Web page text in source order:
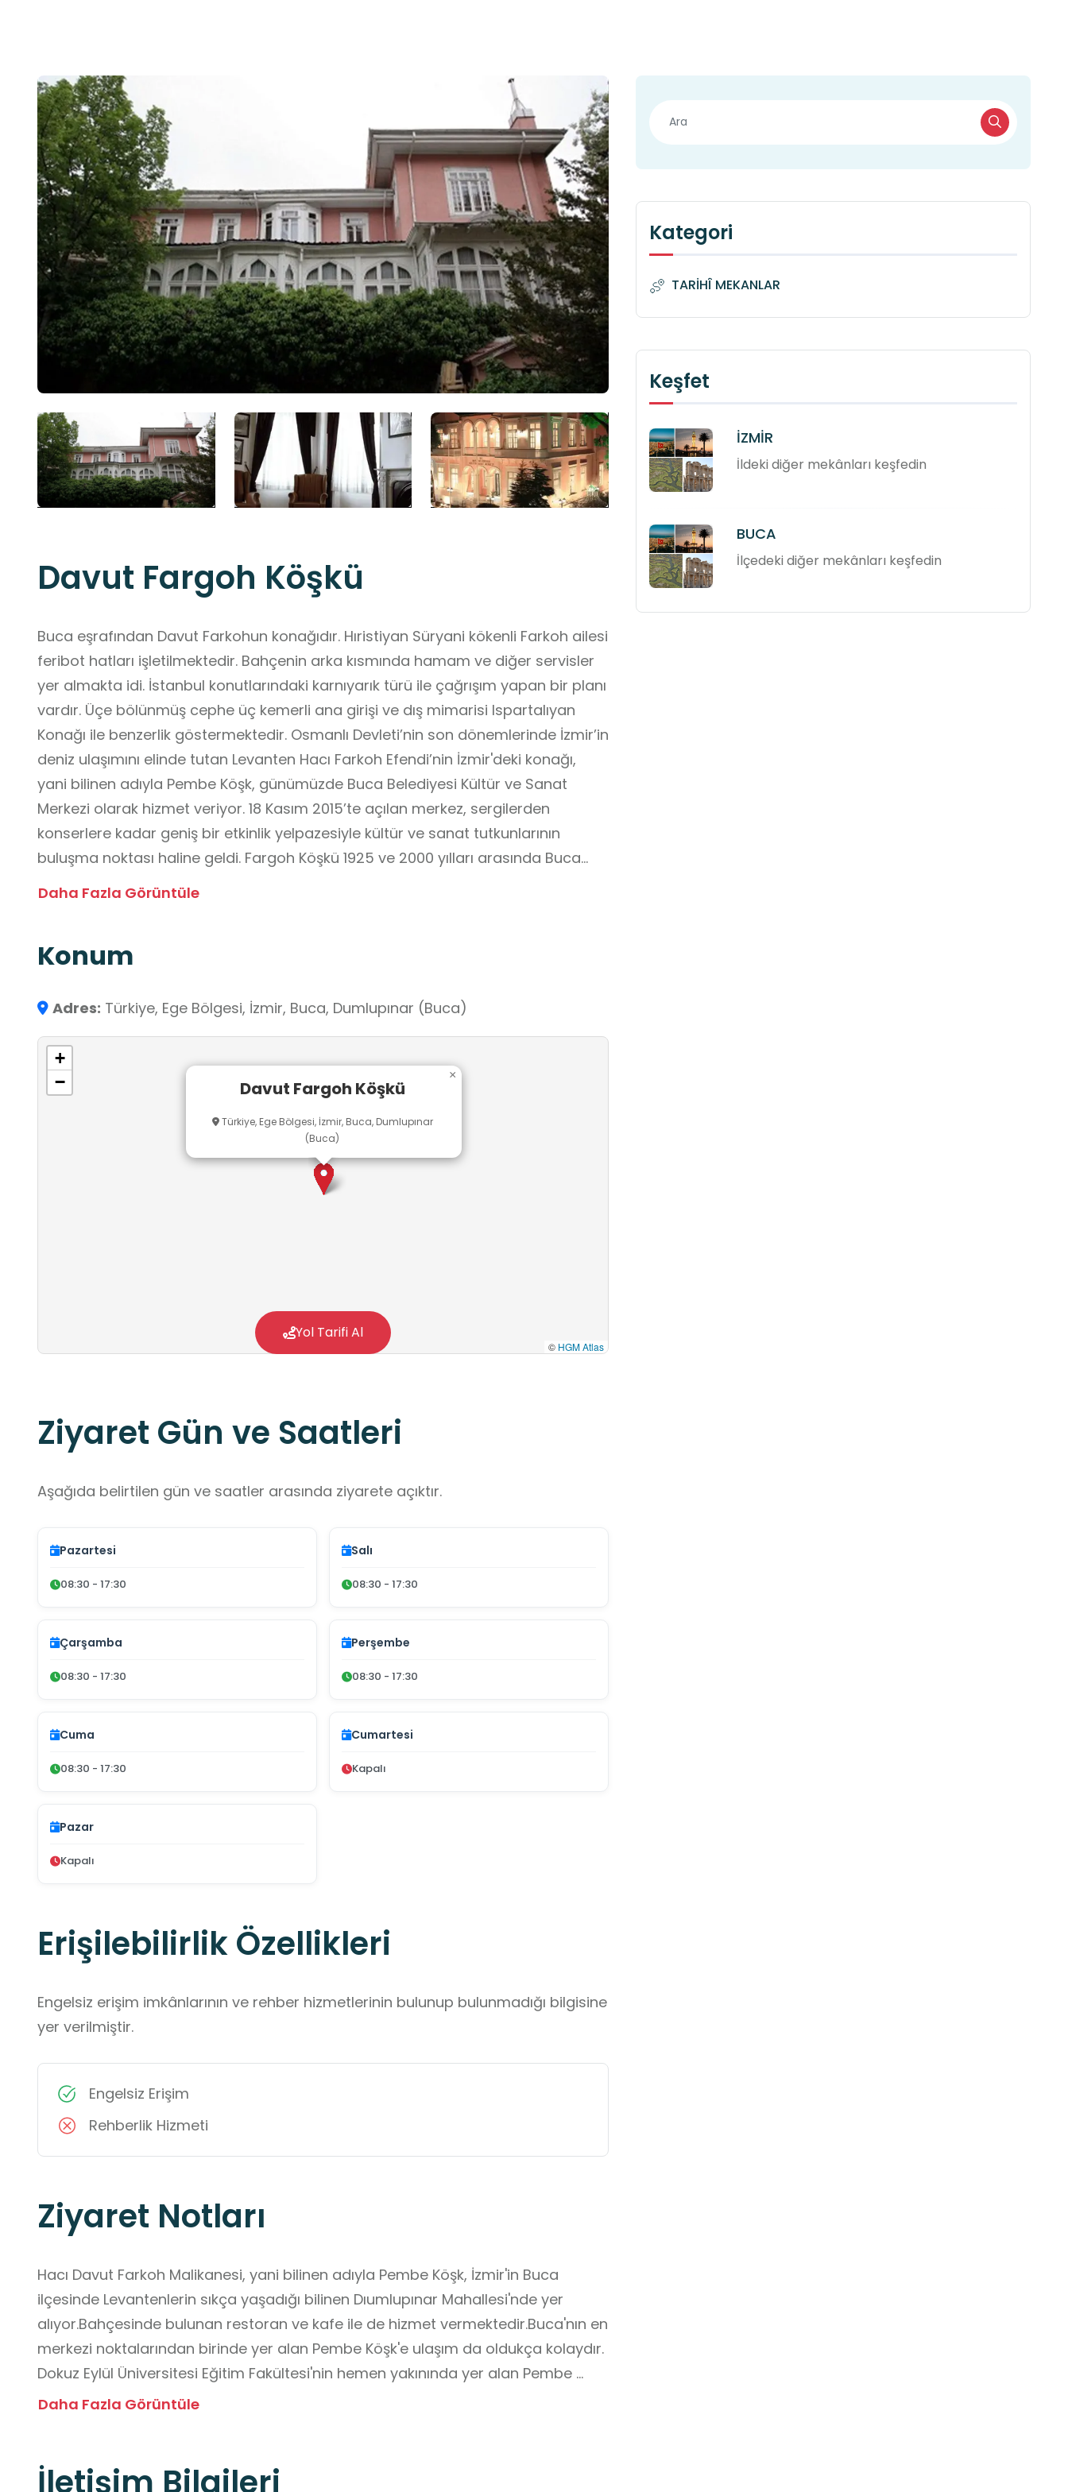
Davut Fargoh Köşkü
Buca eşrafından Davut Farkohun konağıdır. Hıristiyan Süryani kökenli Farkoh ailesi
feribot hatları işletilmektedir. Bahçenin arka kısmında hamam ve diğer servisler
yer almakta idi. İstanbul konutlarındaki karnıyarık türü ile çağrışım yapan bir planı
vardır. Üçe bölünmüş cephe üç kemerli ana girişi ve dış mimarisi Ispartalıyan
Konağı ile benzerlik göstermektedir. Osmanlı Devleti’nin son dönemlerinde İzmir’in
deniz ulaşımını elinde tutan Levanten Hacı Farkoh Efendi’nin İzmir'deki konağı,
yani bilinen adıyla Pembe Köşk, günümüzde Buca Belediyesi Kültür ve Sanat
Merkezi olarak hizmet veriyor. 18 Kasım 2015’te açılan merkez, sergilerden
konserlere kadar geniş bir etkinlik yelpazesiyle kültür ve sanat tutkunlarının
buluşma noktası haline geldi. Fargoh Köşkü 1925 ve 2000 yılları arasında Buca
son dönemlerinde İzmir'in deniz ulaşımını elinde tutan Levanten Hacı Farkoh
yılına kadar hizmet veren Farkoh köşkü 18-Kasım 2015 tarihinde kapılarını bu kez
ve dinletiler gerçekleştirilmektedir.
Daha Fazla Görüntüle
Konum
Adres: Türkiye, Ege Bölgesi, İzmir, Buca, Dumlupınar (Buca)
Davut Fargoh Köşkü
Türkiye, Ege Bölgesi, İzmir, Buca, Dumlupınar
(Buca)
×
+
−
© HGM Atlas
Yol Tarifi Al
Ziyaret Gün ve Saatleri
Aşağıda belirtilen gün ve saatler arasında ziyarete açıktır.
Pazartesi
08:30 - 17:30
Salı
08:30 - 17:30
Çarşamba
08:30 - 17:30
Perşembe
08:30 - 17:30
Cuma
08:30 - 17:30
Cumartesi
Kapalı
Pazar
Kapalı
Erişilebilirlik Özellikleri
Engelsiz erişim imkânlarının ve rehber hizmetlerinin bulunup bulunmadığı bilgisine
yer verilmiştir.
Engelsiz Erişim
Rehberlik Hizmeti
Ziyaret Notları
Hacı Davut Farkoh Malikanesi, yani bilinen adıyla Pembe Köşk, İzmir'in Buca
ilçesinde Levantenlerin sıkça yaşadığı bilinen Dıumlupınar Mahallesi'nde yer
alıyor.Bahçesinde bulunan restoran ve kafe ile de hizmet vermektedir.Buca'nın en
merkezi noktalarından birinde yer alan Pembe Köşk'e ulaşım da oldukça kolaydır.
Dokuz Eylül Üniversitesi Eğitim Fakültesi'nin hemen yakınında yer alan Pembe
Köşk'e minibüs ve otobüsle ulaşım imkanı bulunuyor.
476 numaralı TINAZTEPE - ŞİRİNYER AKTARMA MERKEZİ
Daha Fazla Görüntüle
İletişim Bilgileri
Kategori
TARİHÎ MEKANLAR
Keşfet
İZMİR
İldeki diğer mekânları keşfedin
BUCA
İlçedeki diğer mekânları keşfedin